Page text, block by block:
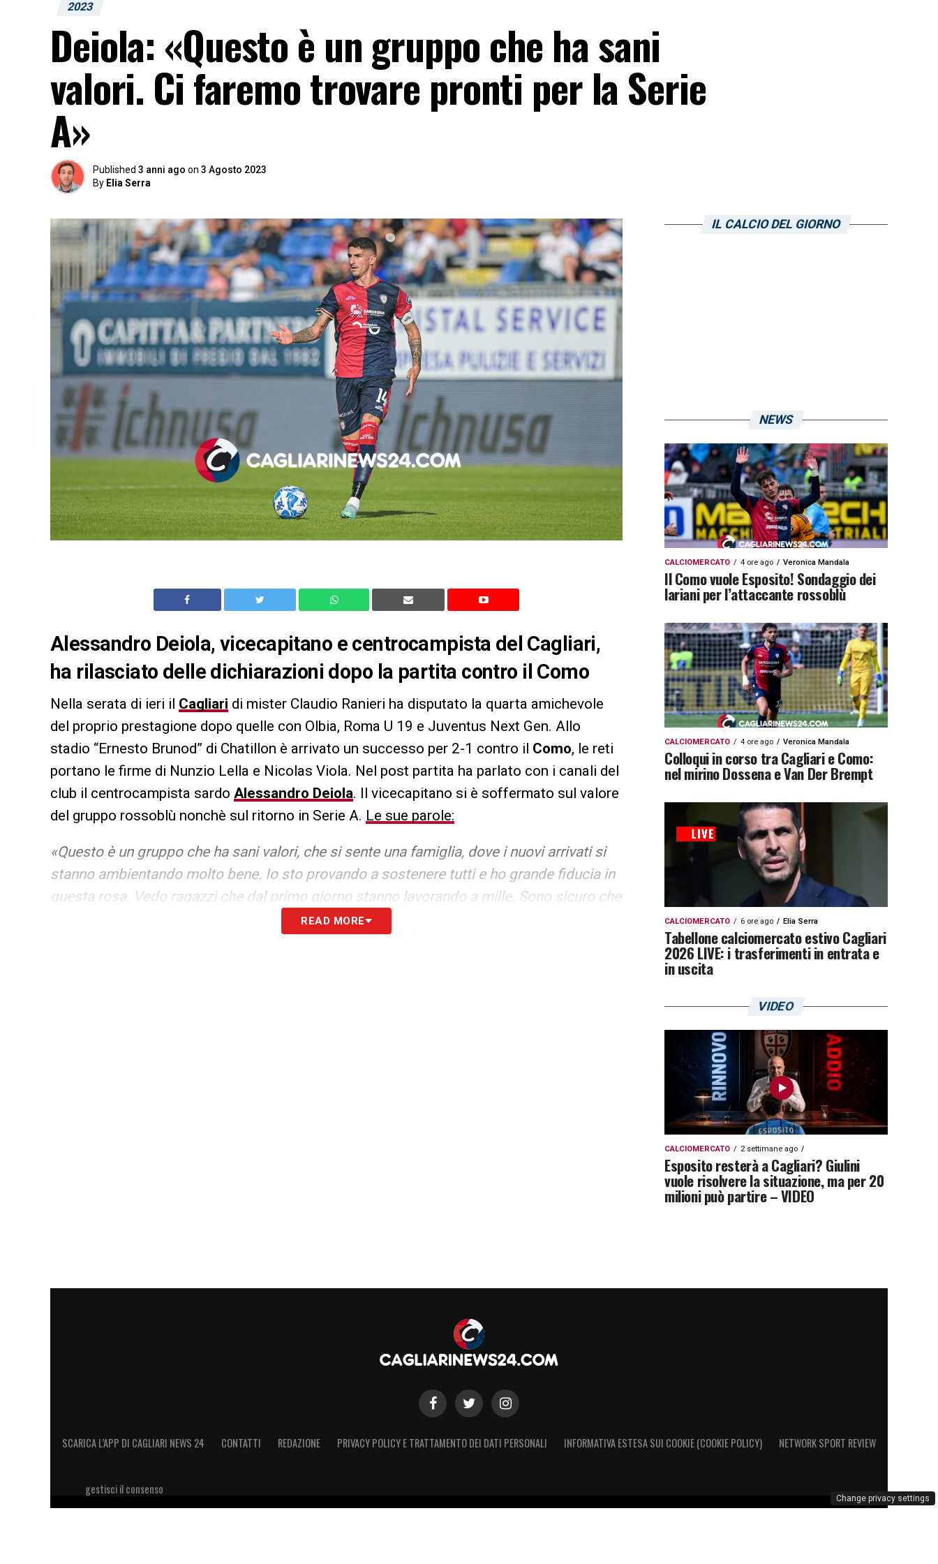
2023
Deiola: «Questo è un gruppo che ha sani
valori. Ci faremo trovare pronti per la Serie
A»
Published 3 anni ago on 3 Agosto 2023
By Elia Serra
Alessandro Deiola, vicecapitano e centrocampista del Cagliari,
ha rilasciato delle dichiarazioni dopo la partita contro il Como
Nella serata di ieri il Cagliari di mister Claudio Ranieri ha disputato la quarta amichevole
del proprio prestagione dopo quelle con Olbia, Roma U 19 e Juventus Next Gen. Allo
stadio “Ernesto Brunod” di Chatillon è arrivato un successo per 2-1 contro il Como, le reti
portano le firme di Nunzio Lella e Nicolas Viola. Nel post partita ha parlato con i canali del
club il centrocampista sardo Alessandro Deiola. Il vicecapitano si è soffermato sul valore
del gruppo rossoblù nonchè sul ritorno in Serie A. Le sue parole:
«Questo è un gruppo che ha sani valori, che si sente una famiglia, dove i nuovi arrivati si
stanno ambientando molto bene. Io sto provando a sostenere tutti e ho grande fiducia in
questa rosa. Vedo ragazzi che dal primo giorno stanno lavorando a mille. Sono sicuro che
READ MORE
IL CALCIO DEL GIORNO
NEWS
CALCIOMERCATO 4 ore ago Veronica Mandala
Il Como vuole Esposito! Sondaggio dei
lariani per l’attaccante rossoblù
CALCIOMERCATO 4 ore ago Veronica Mandala
Colloqui in corso tra Cagliari e Como:
nel mirino Dossena e Van Der Brempt
CALCIOMERCATO 6 ore ago Elia Serra
Tabellone calciomercato estivo Cagliari
2026 LIVE: i trasferimenti in entrata e
in uscita
VIDEO
CALCIOMERCATO 2 settimane ago
Esposito resterà a Cagliari? Giulini
vuole risolvere la situazione, ma per 20
milioni può partire – VIDEO
SCARICA L’APP DI CAGLIARI NEWS 24 CONTATTI REDAZIONE PRIVACY POLICY E TRATTAMENTO DEI DATI PERSONALI INFORMATIVA ESTESA SUI COOKIE (COOKIE POLICY) NETWORK SPORT REVIEW
gestisci il consenso
Change privacy settings